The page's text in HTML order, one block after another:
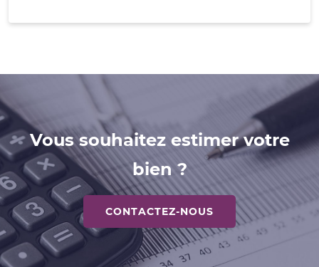
Vous souhaitez estimer votre
bien ?
CONTACTEZ-NOUS